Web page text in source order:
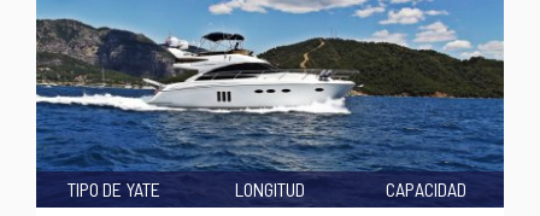
TIPO DE YATE LONGITUD CAPACIDAD